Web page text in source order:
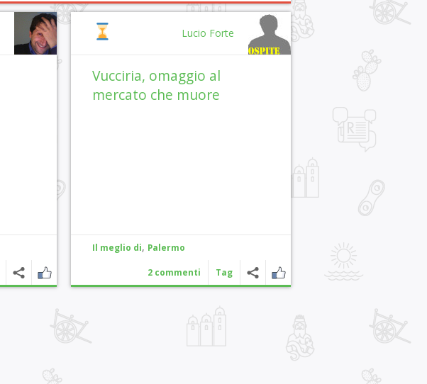
Lucio Forte
Vucciria, omaggio al
mercato che muore
Il meglio di, Palermo
2 commenti Tag